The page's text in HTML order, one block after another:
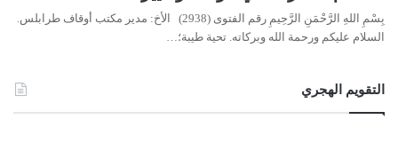
بِسْمِ اللهِ الرَّحْمَنِ الرَّحِيمِ رقم الفتوى (2938) الأخ: مدير مكتب أوقاف طرابلس.
السلام عليكم ورحمة الله وبركاته. تحية طيبة؛…
التقويم الهجري